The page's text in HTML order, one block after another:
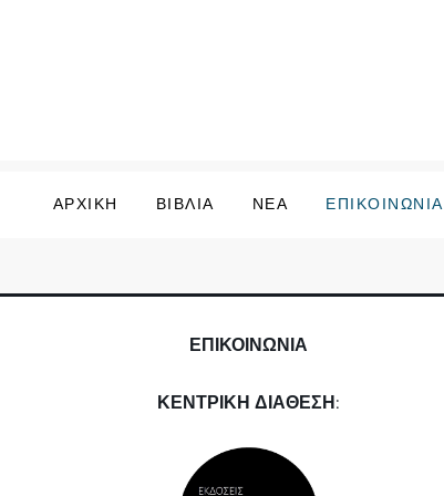
ΑΡΧΙΚΗ ΒΙΒΛΙΑ ΝΕΑ ΕΠΙΚΟΙΝΩΝΙΑ
ΕΠΙΚΟΙΝΩΝΙΑ
ΚΕΝΤΡΙΚΗ ΔΙΑΘΕΣΗ: